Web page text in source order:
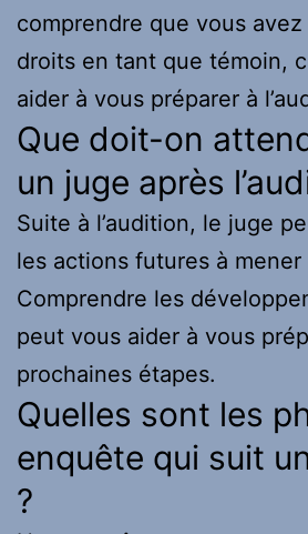
comprendre que vous
droits en tant que témoin,
aider à vous préparer à
Que doit-on
un juge après
Suite à l’audition, le juge
les actions futures à mener
Comprendre les
peut vous aider à vous
prochaines étapes.
Quelles sont les
enquête qui suit
?